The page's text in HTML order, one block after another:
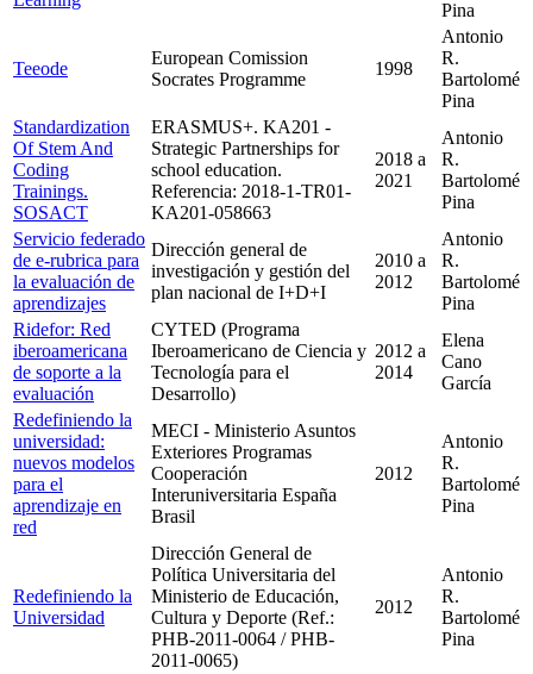
Pina
Teeode
European Comission
Socrates Programme
1998
Antonio
R.
Bartolomé
Pina
Standardization
Of Stem And
Coding
Trainings.
SOSACT
ERASMUS+. KA201 -
Strategic Partnerships for
school education.
Referencia: 2018-1-TR01-
KA201-058663
2018 a
2021
Antonio
R.
Bartolomé
Pina
Servicio federado
de e-rubrica para
la evaluación de
aprendizajes
Dirección general de
investigación y gestión del
plan nacional de I+D+I
2010 a
2012
Antonio
R.
Bartolomé
Pina
Ridefor: Red
iberoamericana
de soporte a la
evaluación
CYTED (Programa
Iberoamericano de Ciencia y
Tecnología para el
Desarrollo)
2012 a
2014
Elena
Cano
García
Redefiniendo la
universidad:
nuevos modelos
para el
aprendizaje en
red
MECI - Ministerio Asuntos
Exteriores Programas
Cooperación
Interuniversitaria España
Brasil
2012
Antonio
R.
Bartolomé
Pina
Redefiniendo la
Universidad
Dirección General de
Política Universitaria del
Ministerio de Educación,
Cultura y Deporte (Ref.:
PHB-2011-0064 / PHB-
2011-0065)
2012
Antonio
R.
Bartolomé
Pina